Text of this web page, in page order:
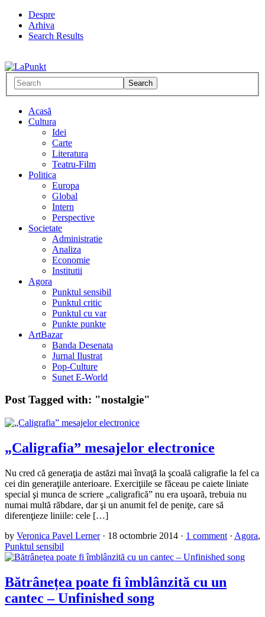
Despre
Arhiva
Search Results
Acasă
Cultura
Idei
Carte
Literatura
Teatru-Film
Politica
Europa
Global
Intern
Perspective
Societate
Administratie
Analiza
Economie
Institutii
Agora
Punktul sensibil
Punktul critic
Punktul cu var
Punkte punkte
ArtBazar
Banda Desenata
Jurnal Ilustrat
Pop-Culture
Sunet E-World
Post Tagged with: "nostalgie"
„Caligrafia” mesajelor electronice
Nu cred că generaţia de astăzi mai învaţă la şcoală caligrafie la fel ca
cei din generaţiile anterioare. Exerciţiile se făceau pe caiete liniate
special şi munca de scriere „caligrafică” nu era uşoară, trebuia nu
numai multă răbdare, dar şi un anumit fel de peniţe, care să
diferenţieze liniile: cele […]
by Veronica Pavel Lerner · 18 octombrie 2014 · 1 comment · Agora,
Punktul sensibil
Bătrânețea poate fi îmblânzită cu un
cantec – Unfinished song